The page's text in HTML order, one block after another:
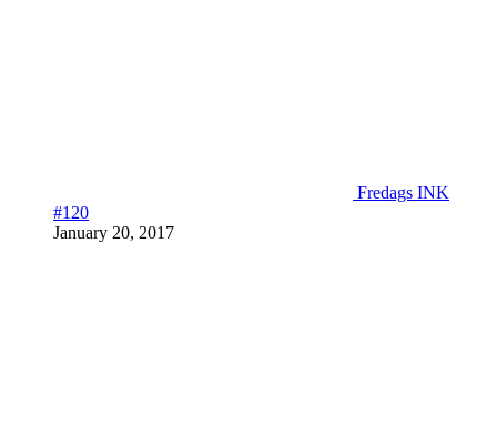
Fredags INK
#120
January 20, 2017